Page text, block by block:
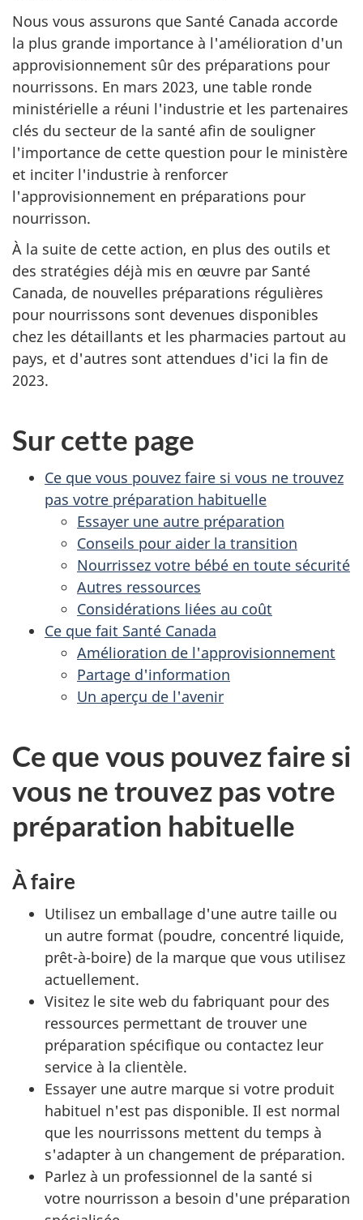
Nous vous assurons que Santé Canada accorde
la plus grande importance à l'amélioration d'un
approvisionnement sûr des préparations pour
nourrissons. En mars 2023, une table ronde
ministérielle a réuni l'industrie et les partenaires
clés du secteur de la santé afin de souligner
l'importance de cette question pour le ministère
et inciter l'industrie à renforcer
l'approvisionnement en préparations pour
nourrisson.
À la suite de cette action, en plus des outils et
des stratégies déjà mis en œuvre par Santé
Canada, de nouvelles préparations régulières
pour nourrissons sont devenues disponibles
chez les détaillants et les pharmacies partout au
pays, et d'autres sont attendues d'ici la fin de
2023.
Sur cette page
Ce que vous pouvez faire si vous ne trouvez
pas votre préparation habituelle
Essayer une autre préparation
Conseils pour aider la transition
Nourrissez votre bébé en toute sécurité
Autres ressources
Considérations liées au coût
Ce que fait Santé Canada
Amélioration de l'approvisionnement
Partage d'information
Un aperçu de l'avenir
Ce que vous pouvez faire si
vous ne trouvez pas votre
préparation habituelle
À faire
Utilisez un emballage d'une autre taille ou
un autre format (poudre, concentré liquide,
prêt-à-boire) de la marque que vous utilisez
actuellement.
Visitez le site web du fabriquant pour des
ressources permettant de trouver une
préparation spécifique ou contactez leur
service à la clientèle.
Essayer une autre marque si votre produit
habituel n'est pas disponible. Il est normal
que les nourrissons mettent du temps à
s'adapter à un changement de préparation.
Parlez à un professionnel de la santé si
votre nourrisson a besoin d'une préparation